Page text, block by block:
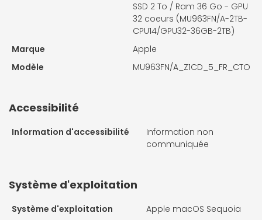
SSD 2 To / Ram 36 Go - GPU
32 coeurs (MU963FN/A-2TB-
CPU14/GPU32-36GB-2TB)
Marque
Apple
Modèle
MU963FN/A_Z1CD_5_FR_CTO
Accessibilité
Information d'accessibilité
Information non
communiquée
Système d'exploitation
Système d'exploitation
Apple macOS Sequoia